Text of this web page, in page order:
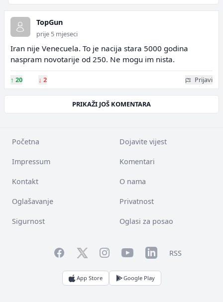
TopGun
prije 5 mjeseci
Iran nije Venecuela. To je nacija stara 5000 godina
naspram novotarije od 250. Ne mogu im nista.
↑ 20 ↓ 2 Prijavi
PRIKAŽI JOŠ KOMENTARA
Početna Dojavite vijest
Impressum Komentari
Kontakt O nama
Oglašavanje Privatnost
Sigurnost Oglasi za posao
FacebookTwitterInstagramYouTubeLinkedInRSS
App Store Google Play